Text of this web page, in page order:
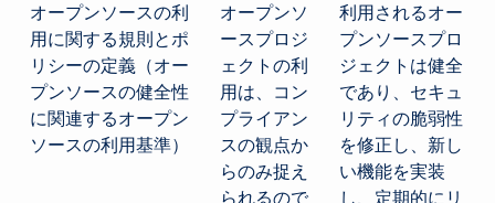
オープンソースの利
用に関する規則とポ
リシーの定義（オー
プンソースの健全性
に関連するオープン
ソースの利用基準）
オープンソ
ースプロジ
ェクトの利
用は、コン
プライアン
スの観点か
らのみ捉え
利用されるオー
プンソースプロ
ジェクトは健全
であり、セキュ
リティの脆弱性
を修正し、新し
い機能を実装